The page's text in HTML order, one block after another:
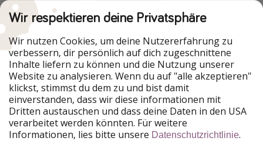
Urlaubspiraten ist Teil der HolidayPirates Group
Unsere Märkte
PiratinViaggio
HolidayPirates
VakantiePiraten
WakacyjniPiraci
VoyagesPirates
Ferienpiraten
Urlaubspiraten
ViajerosPiratas
TravelPirates
Wir respektieren deine Privatsphäre
Wir nutzen Cookies, um deine Nutzererfahrung zu
verbessern, dir persönlich auf dich zugeschnittene
Inhalte liefern zu können und die Nutzung unserer
Website zu analysieren. Wenn du auf "alle akzeptieren"
klickst, stimmst du dem zu und bist damit
einverstanden, dass wir diese informationen mit
Dritten austauschen und dass deine Daten in den USA
verarbeitet werden könnten. Für weitere
Informationen, lies bitte unsere Datenschutzrichtlinie.